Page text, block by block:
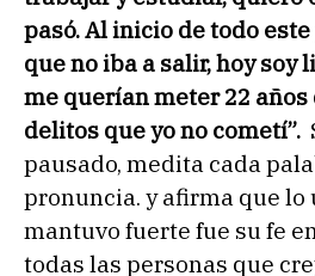
pasó. Al inicio de todo
que no iba a salir, hoy soy
me querían meter 22
delitos que yo no cometí”.
pausado, medita cada
pronuncia. y afirma que lo
mantuvo fuerte fue su fe
todas las personas que